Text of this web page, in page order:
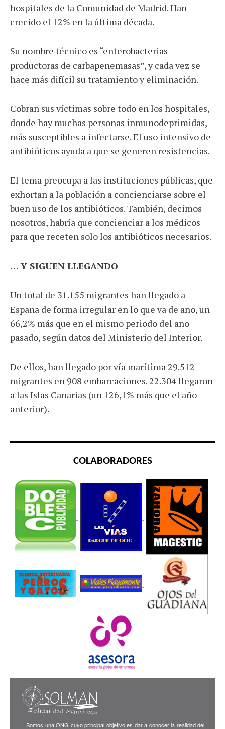
hospitales de la Comunidad de Madrid. Han
crecido el 12% en la última década.
Su nombre técnico es “enterobacterias
productoras de carbapenemasas”, y cada vez se
hace más difícil su tratamiento y eliminación.
Cobran sus víctimas sobre todo en los hospitales,
donde hay muchas personas inmunodeprimidas,
más susceptibles a infectarse. El uso intensivo de
antibióticos ayuda a que se generen resistencias.
El tema preocupa a las instituciones públicas, que
exhortan a la población a concienciarse sobre el
buen uso de los antibióticos. También, decimos
nosotros, habría que concienciar a los médicos
para que receten solo los antibióticos necesarios.
… Y SIGUEN LLEGANDO
Un total de 31.155 migrantes han llegado a
España de forma irregular en lo que va de año, un
66,2% más que en el mismo periodo del año
pasado, según datos del Ministerio del Interior.
De ellos, han llegado por vía marítima 29.512
migrantes en 908 embarcaciones. 22.304 llegaron
a las Islas Canarias (un 126,1% más que el año
anterior).
COLABORADORES
Somos una ONG cuyo principal objetivo es dar a conocer la realidad del